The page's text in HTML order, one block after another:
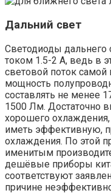
Дальний свет
Светодиоды дальнего
током 1.5-2 А, ведь в
световой поток
мощность
составлять не менее
1500 Лм. Достаточно
хорошего
иметь эффективную,
охлаждения. По этой
именитым
дешёвые приборы
соответствуют
причине